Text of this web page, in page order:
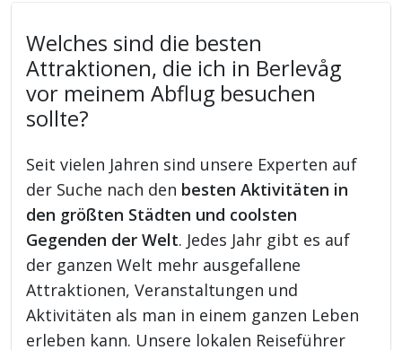
Welches sind die besten
Attraktionen, die ich in Berlevåg
vor meinem Abflug besuchen
sollte?
Seit vielen Jahren sind unsere Experten auf
der Suche nach den besten Aktivitäten in
den größten Städten und coolsten
Gegenden der Welt. Jedes Jahr gibt es auf
der ganzen Welt mehr ausgefallene
Attraktionen, Veranstaltungen und
Aktivitäten als man in einem ganzen Leben
erleben kann. Unsere lokalen Reiseführer